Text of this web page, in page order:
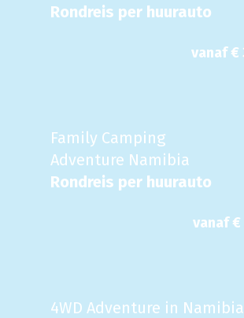
Rondreis per huurauto
vanaf €
Family Camping
Adventure Namibia
Rondreis per huurauto
vanaf €
4WD Adventure in Namibia